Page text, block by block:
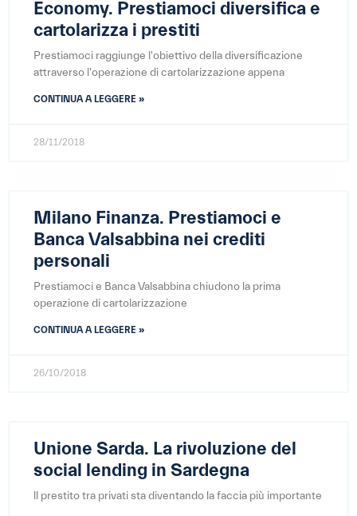
Economy. Prestiamoci diversifica e
cartolarizza i prestiti
Prestiamoci raggiunge l'obiettivo della diversificazione
attraverso l'operazione di cartolarizzazione appena
CONTINUA A LEGGERE »
28/11/2018
Milano Finanza. Prestiamoci e
Banca Valsabbina nei crediti
personali
Prestiamoci e Banca Valsabbina chiudono la prima
operazione di cartolarizzazione
CONTINUA A LEGGERE »
26/10/2018
Unione Sarda. La rivoluzione del
social lending in Sardegna
ll prestito tra privati sta diventando la faccia più importante